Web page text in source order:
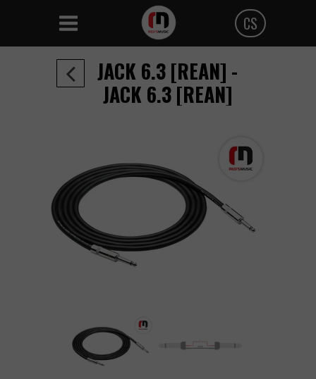
CS
Polski
JACK 6.3 [REAN] -
JACK 6.3 [REAN]